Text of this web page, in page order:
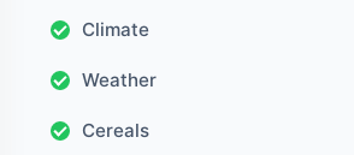
Climate
Weather
Cereals